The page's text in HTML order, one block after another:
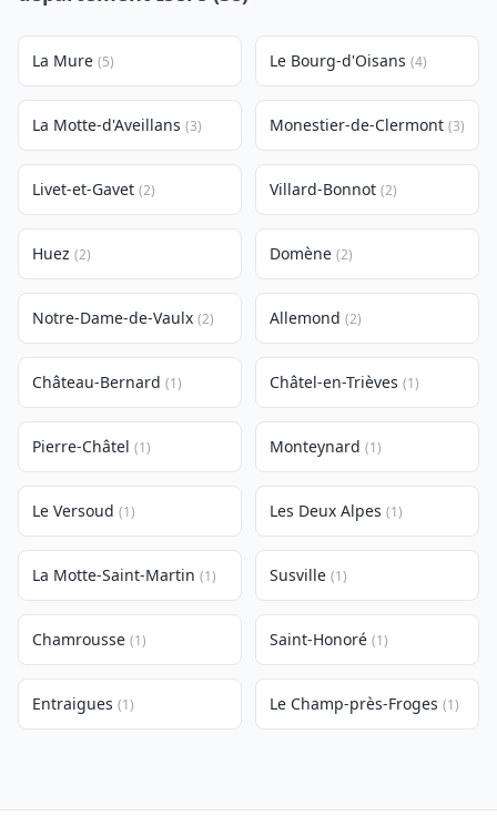
La Mure (5) Le Bourg-d'Oisans (4)
La Motte-d'Aveillans (3) Monestier-de-Clermont (3)
Livet-et-Gavet (2) Villard-Bonnot (2)
Huez (2) Domène (2)
Notre-Dame-de-Vaulx (2) Allemond (2)
Château-Bernard (1) Châtel-en-Trièves (1)
Pierre-Châtel (1) Monteynard (1)
Le Versoud (1) Les Deux Alpes (1)
La Motte-Saint-Martin (1) Susville (1)
Chamrousse (1) Saint-Honoré (1)
Entraigues (1) Le Champ-près-Froges (1)